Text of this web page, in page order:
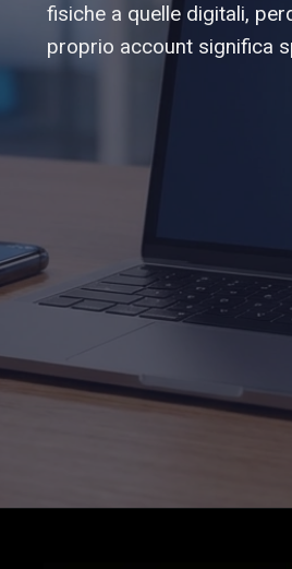
fisiche a quelle digitali,
proprio account significa